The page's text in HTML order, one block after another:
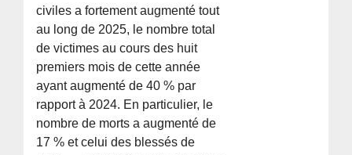
civiles a fortement augmenté tout
au long de 2025, le nombre total
de victimes au cours des huit
premiers mois de cette année
ayant augmenté de 40 % par
rapport à 2024. En particulier, le
nombre de morts a augmenté de
17 % et celui des blessés de